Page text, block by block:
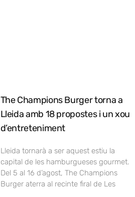
The Champions Burger torna a
Lleida amb 18 propostes i un xou
d’entreteniment
Lleida tornarà a ser aquest estiu la
capital de les hamburgueses gourmet.
Del 5 al 16 d’agost, The Champions
Burger aterra al recinte firal de Les